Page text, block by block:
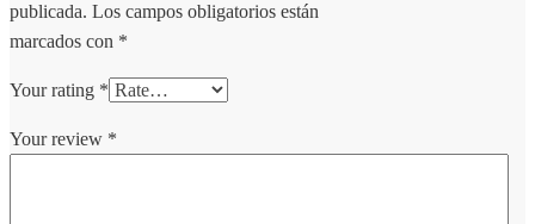
publicada. Los campos obligatorios están
marcados con *
Your rating *
Your review *